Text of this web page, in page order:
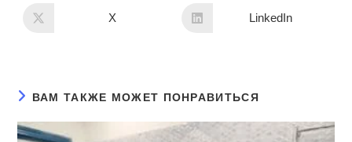
X LinkedIn
ВАМ ТАКЖЕ МОЖЕТ ПОНРАВИТЬСЯ